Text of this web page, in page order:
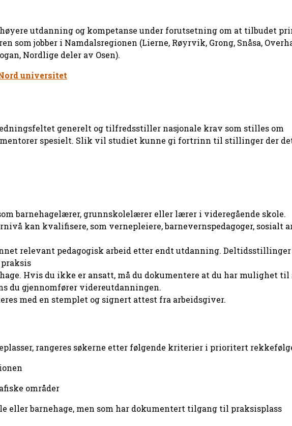
utdanning og kompetanse under forutsetning om at tilbudet
som jobber i Namdalsregionen (Lierne, Røyrvik, Grong, Snåsa,
Nordlige deler av Osen).
universitet
generelt og tilfredsstiller nasjonale krav som stilles om
spesielt. Slik vil studiet kunne gi fortrinn til stillinger der
barnehagelærer, grunnskolelærer eller lærer i videregående skole.
kan kvalifisere, som vernepleiere, barnevernspedagoger, sosialt
relevant pedagogisk arbeid etter endt utdanning.
Hvis du ikke er ansatt, må du dokumentere at du har mulighet til
du gjennomfører videreutdanningen.
med en stemplet og signert attest fra arbeidsgiver.
rangeres søkerne etter følgende kriterier i prioritert
områder
eller barnehage, men som har dokumentert tilgang til praksisplass